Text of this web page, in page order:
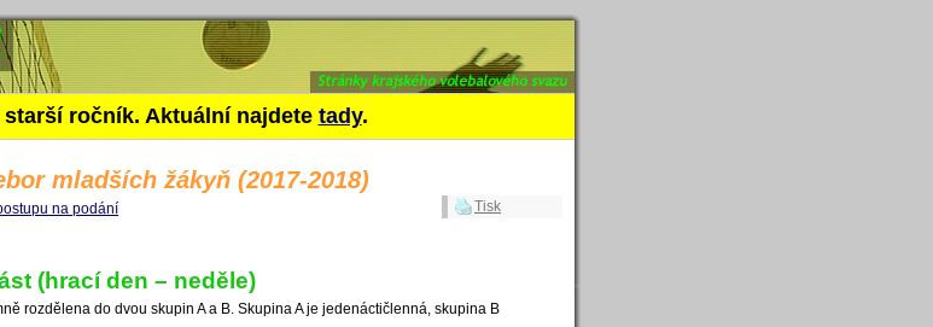
žákyň (2017-2018)
ročník. Aktuální najdete tady.
mladších žákyň (2017-2018)
Tisk
na podání
(hrací den – neděle)
rozdělena do dvou skupin A a B. Skupina A je jedenáctičlenná, skupina B